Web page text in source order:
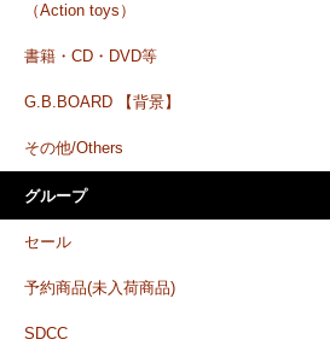
（Action toys）
書籍・CD・DVD等
G.B.BOARD 【背景】
その他/Others
グループ
セール
予約商品(未入荷商品)
SDCC